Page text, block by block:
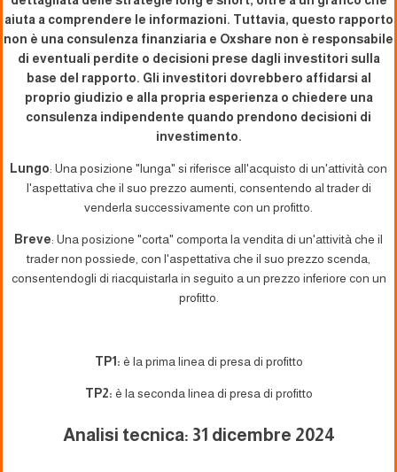
aiuta a comprendere le informazioni. Tuttavia, questo rapporto
non è una consulenza finanziaria e Oxshare non è responsabile
di eventuali perdite o decisioni prese dagli investitori sulla
base del rapporto. Gli investitori dovrebbero affidarsi al
proprio giudizio e alla propria esperienza o chiedere una
consulenza indipendente quando prendono decisioni di
investimento.
Lungo: Una posizione "lunga" si riferisce all'acquisto di un'attività con
l'aspettativa che il suo prezzo aumenti, consentendo al trader di
venderla successivamente con un profitto.
Breve: Una posizione "corta" comporta la vendita di un'attività che il
trader non possiede, con l'aspettativa che il suo prezzo scenda,
consentendogli di riacquistarla in seguito a un prezzo inferiore con un
profitto.
TP1: è la prima linea di presa di profitto
TP2: è la seconda linea di presa di profitto
Analisi tecnica: 31 dicembre 2024